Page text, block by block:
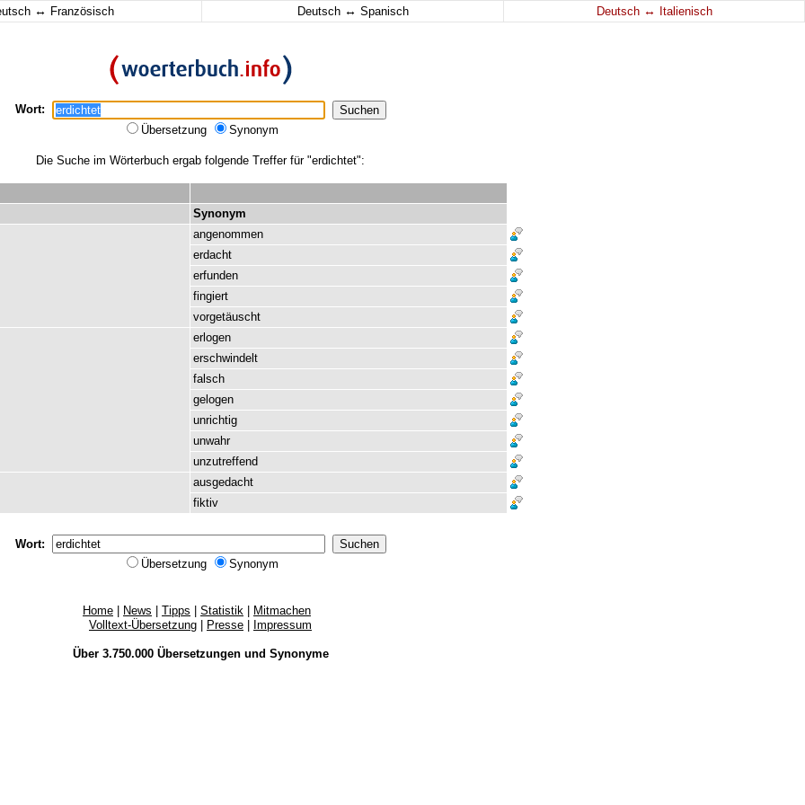
↔ Französisch Deutsch ↔ Spanisch Deutsch ↔ Italienisch
Wort:
Übersetzung
Synonym
Die Suche im Wörterbuch ergab folgende Treffer für "erdichtet":
Synonym
angenommen
erdacht
erfunden
fingiert
vorgetäuscht
erlogen
erschwindelt
falsch
gelogen
unrichtig
unwahr
unzutreffend
ausgedacht
fiktiv
Wort:
Übersetzung
Synonym
Home News Tipps Statistik
Mitmachen
Volltext-Übersetzung
Presse Impressum
Über 3.750.000 Übersetzungenund Synonyme